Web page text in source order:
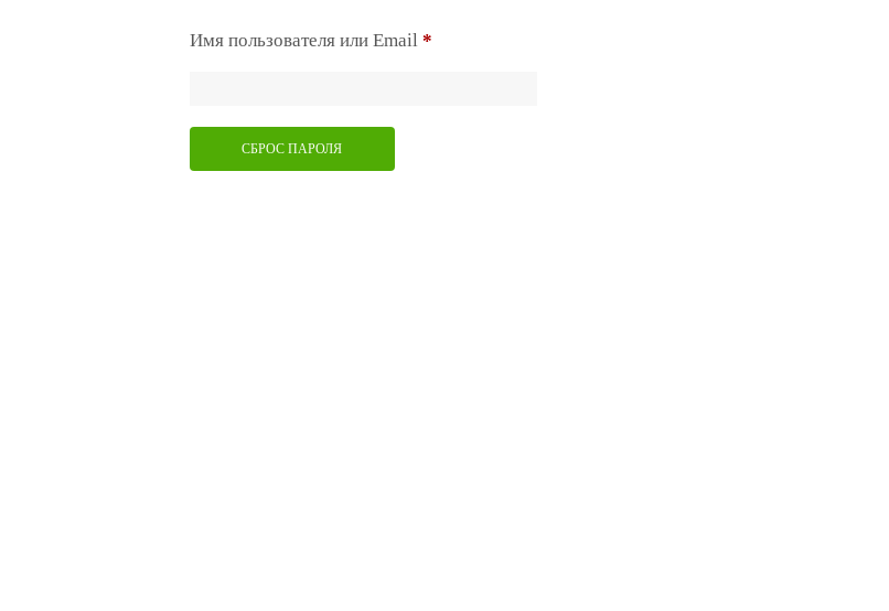
Имя пользователя или Email *
СБРОС ПАРОЛЯ